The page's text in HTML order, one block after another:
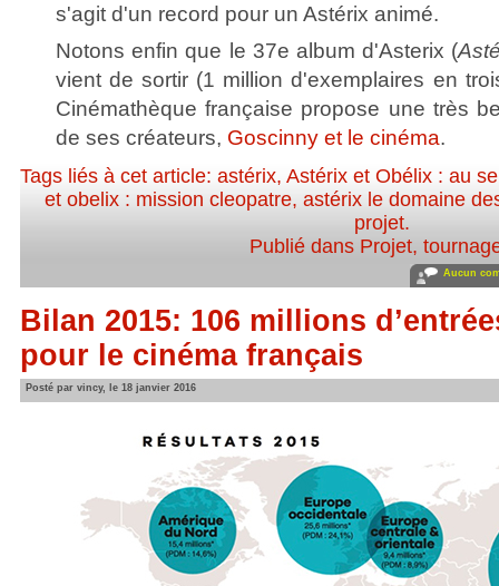
s'agit d'un record pour un Astérix animé.
Notons enfin que le 37e album d'Asterix (
vient de sortir (1 million d'exemplaires en
Cinémathèque française propose une très
de ses créateurs, Goscinny et le cinéma.
Tags liés à cet article: astérix, Astérix et Obélix : au
et obelix : mission cleopatre,astérix le domaine
projet.
Publié dans Projet,
Aucun
Bilan 2015: 106 millions
pour le cinéma français
Posté par vincy, le 18 janvier 2016